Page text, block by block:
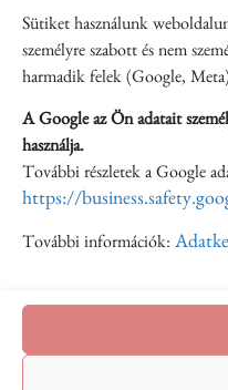
Sütiket használunk
személyre szabott és nem
harmadik felek (Google,
A Google az Ön adatait
használja.
További részletek a Google
https://
További információk:
Név*
E-mail cím
Honlap
A nevem, e-mail címem, és
böngészőben a következő